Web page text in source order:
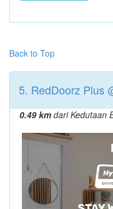
Back to Top
5. RedDoorz Plus
0.49 kmdari Kedutaan